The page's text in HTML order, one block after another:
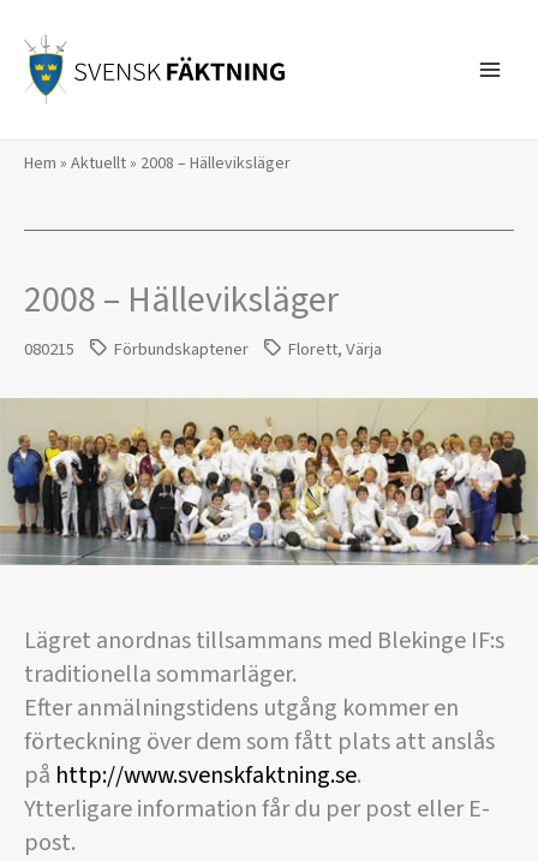
innehåll
Hem » Aktuellt» 2008 – Hälleviksläger
2008 – Hälleviksläger
080215 Förbundskaptener Florett,Värja
Lägret anordnas tillsammans med Blekinge IF:s
traditionella sommarläger.
Efter anmälningstidens utgång kommer en
förteckning över dem som fått plats att anslås
på http://www.svenskfaktning.se.
Ytterligare information får du per post eller E-
post.